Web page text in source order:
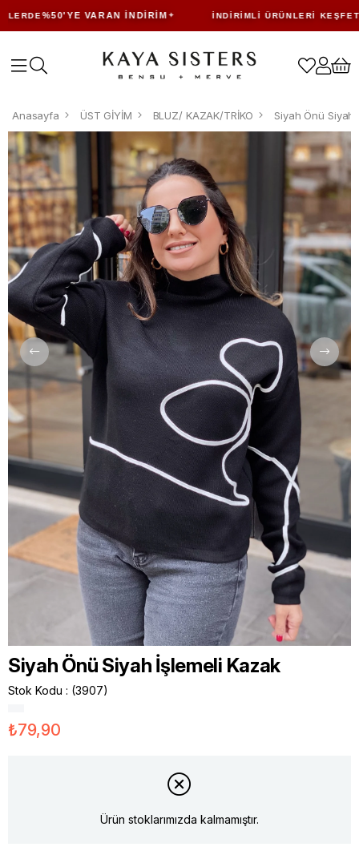
%50'YE VARAN İNDIRIM İNDIRIMLI ÜRÜNLERI KEŞFET
Anasayfa ÜST GİYİM BLUZ/ KAZAK/TRİKO Siyah Önü Siyah
Siyah Önü Siyah İşlemeli Kazak
Stok Kodu (3907)
₺79,90
Ürün stoklarımızda kalmamıştır.